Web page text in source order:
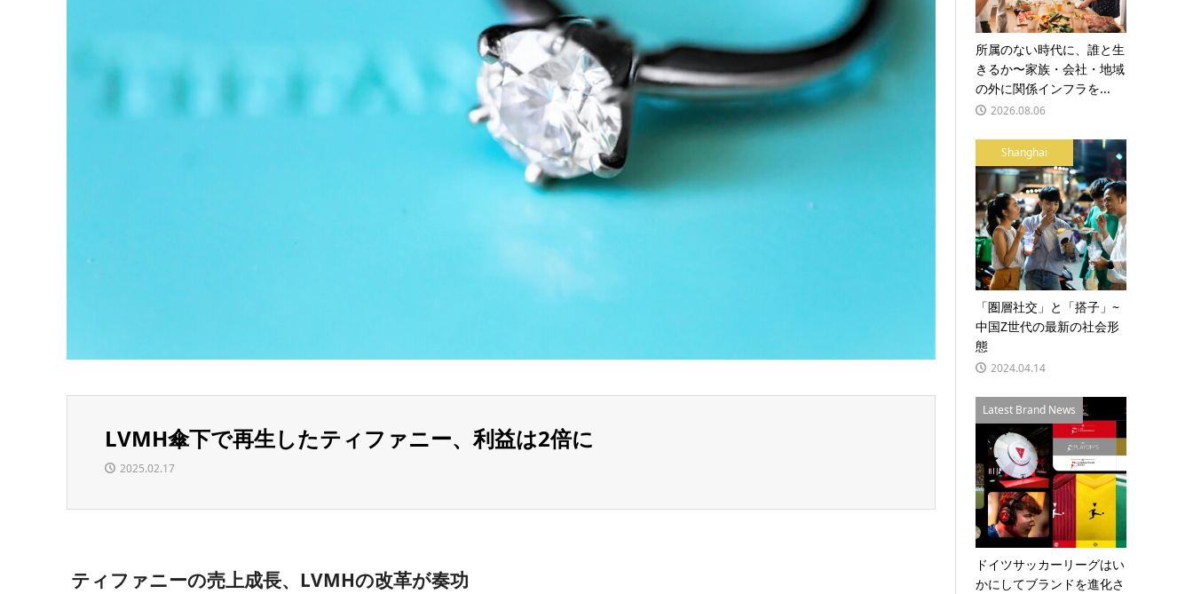
LVMH傘下で再生したティファニー、利益は2倍に
2025.02.17
ティファニーの売上成長、LVMHの改革が奏功
所属のない時代に、誰と生
きるか〜家族・会社・地域
の外に関係インフラを...
2026.08.06
Shanghai
「圏層社交」と「搭子」~
中国Z世代の最新の社会形
態
2024.04.14
Latest Brand News
ドイツサッカーリーグはい
かにしてブランドを進化さ